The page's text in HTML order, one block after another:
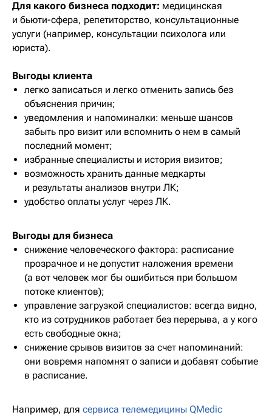
Для какого бизнеса подходит: медицинская
и бьюти-сфера, репетиторство, консультационные
услуги (например, консультации психолога или
юриста).
Выгоды клиента
легко записаться и легко отменить запись без
объяснения причин;
уведомления и напоминалки: меньше шансов
забыть про визит или вспомнить о нем в самый
последний момент;
избранные специалисты и история визитов;
возможность хранить данные медкарты
и результаты анализов внутри ЛК;
удобство оплаты услуг через ЛК.
Выгоды для бизнеса
снижение человеческого фактора: расписание
прозрачное и не допустит наложения времени
(а вот человек мог бы ошибиться при большом
потоке клиентов);
управление загрузкой специалистов: всегда видно,
кто из сотрудников работает без перерыва, а у кого
есть свободные окна;
снижение срывов визитов за счет напоминаний:
они вовремя напомнят о записи и добавят событие
в расписание.
Например, для сервиса телемедицины QMedic